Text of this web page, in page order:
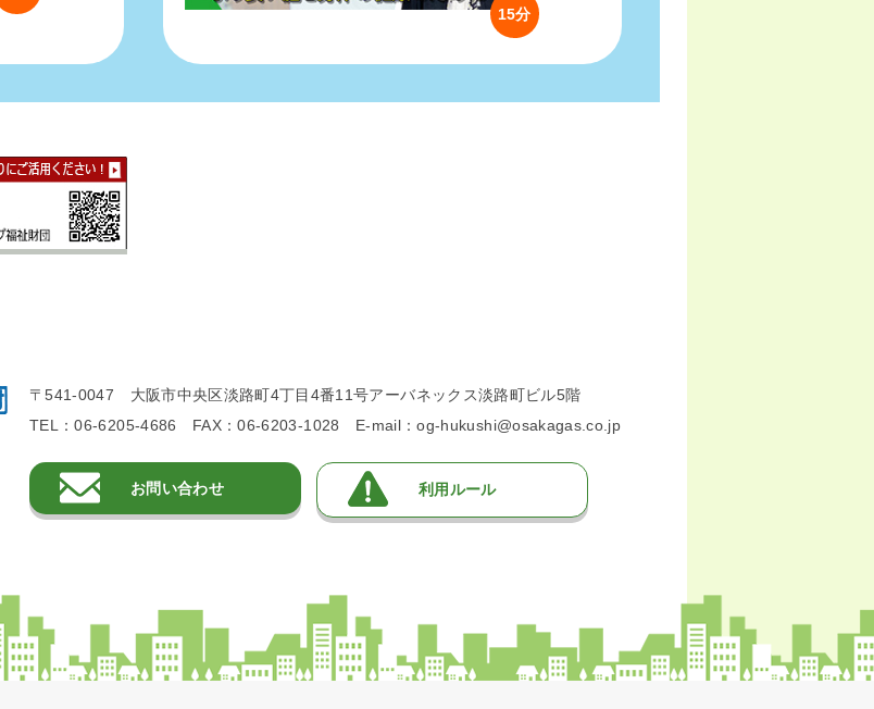
15分
〒541-0047 大阪市中央区淡路町4丁目4番11号アーバネックス淡路町ビル5階
TEL：06-6205-4686 FAX：06-6203-1028 E-mail：og-hukushi@osakagas.co.jp
お問い合わせ 利用ルール